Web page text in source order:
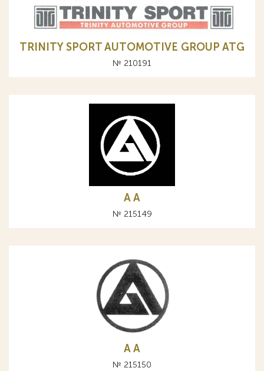
TRINITY SPORT AUTOMOTIVE GROUP ATG
№ 210191
A А
№ 215149
A А
№ 215150